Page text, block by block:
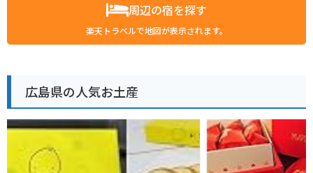
周辺の宿を探す
楽天トラベルで地図が表示されます。
広島県の人気お土産